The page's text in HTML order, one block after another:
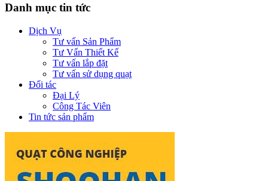
Danh mục tin tức
Dịch Vụ
Tư vấn Sản Phẩm
Tư Vấn Thiết Kế
Tư vấn lắp đặt
Tư vấn sử dụng quạt
Đối tác
Đại Lý
Công Tác Viên
Tin tức sản phẩm